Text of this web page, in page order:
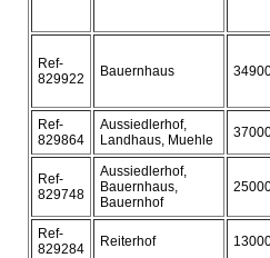
Ref-
829922
Bauernhaus
Ref-
829864
Aussiedlerhof,
Landhaus, Muehle
Ref-
829748
Aussiedlerhof,
Bauernhaus,
Bauernhof
Ref-
829284
Reiterhof